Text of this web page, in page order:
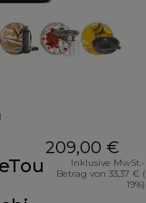
209,00 €
Inklusive MwSt.-
Betrag von 33,37 € (
19%)